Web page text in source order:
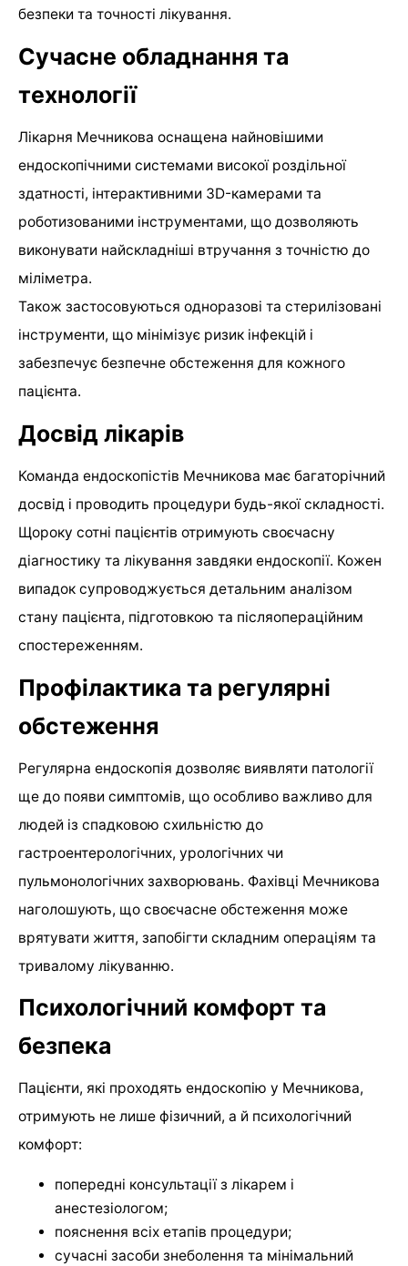
безпеки та точності лікування.
Сучасне обладнання та
технології
Лікарня Мечникова оснащена найновішими
ендоскопічними системами високої роздільної
здатності, інтерактивними 3D-камерами та
роботизованими інструментами, що дозволяють
виконувати найскладніші втручання з точністю до
міліметра.
Також застосовуються одноразові та стерилізовані
інструменти, що мінімізує ризик інфекцій і
забезпечує безпечне обстеження для кожного
пацієнта.
Досвід лікарів
Команда ендоскопістів Мечникова має багаторічний
досвід і проводить процедури будь-якої складності.
Щороку сотні пацієнтів отримують своєчасну
діагностику та лікування завдяки ендоскопії. Кожен
випадок супроводжується детальним аналізом
стану пацієнта, підготовкою та післяопераційним
спостереженням.
Профілактика та регулярні
обстеження
Регулярна ендоскопія дозволяє виявляти патології
ще до появи симптомів, що особливо важливо для
людей із спадковою схильністю до
гастроентерологічних, урологічних чи
пульмонологічних захворювань. Фахівці Мечникова
наголошують, що своєчасне обстеження може
врятувати життя, запобігти складним операціям та
тривалому лікуванню.
Психологічний комфорт та
безпека
Пацієнти, які проходять ендоскопію у Мечникова,
отримують не лише фізичний, а й психологічний
комфорт:
попередні консультації з лікарем і
анестезіологом;
пояснення всіх етапів процедури;
сучасні засоби знеболення та мінімальний